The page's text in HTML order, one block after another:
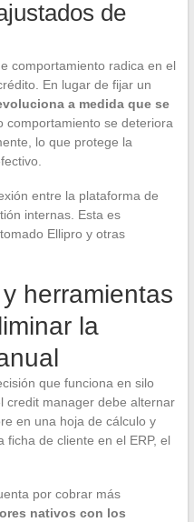
de
comportamiento radica en el
En lugar de fijar un
a medida que se
comportamiento se deteriora
lo que protege la
entre la plataforma de
internas. Esta es
Ellipro y otras
herramientas
la
que funciona en silo
credit manager debe alternar
en una hoja de cálculo y
ficha de cliente en el ERP, el
por cobrar más
nativos con los